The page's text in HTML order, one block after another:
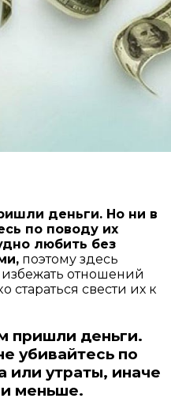
деньги. Но ни в
по поводу их
любить без
поэтому здесь
отношений
стараться свести их к
пришли деньги.
убивайтесь по
или утраты, иначе
меньше.